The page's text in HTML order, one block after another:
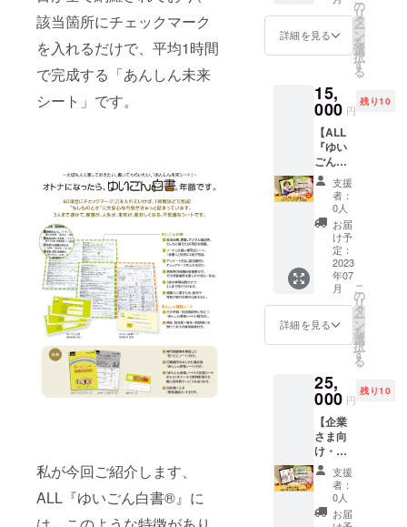
該当箇所にチェックマーク
を入れるだけで、平均1時間
で完成する「あんしん未来
シート」です。
私が今回ご紹介します、
ALL『ゆいごん白書®』に
作成で
きま
す！ ■
●ALL『
ゆいご
ん白書
🄬』に
掲載さ
れてい
る約60
項目に
ついて1
項目ず
つ、最
新事情
や終活
に役立
つ情報
えなが
ら、そ
完成間
近まで
仕上げ
ていき
ます。
●延命措
置や認
知症の
際の対
応、最
の開催
時間は
約120分
ファン
ディン
グ限
定！ オ
リジナ
ルの
フォ
ロー
アップ
講座
（約60
分）を
プラス
しま
す。 合
計180
分、
ゆいご
ん白書
🄬』を
作成で
きま
す！ ■
実施概
要■ ＜1
回目＞
●ALL『
🄬』の
作成講
座を
Zoomで
す！ 2
名様1グ
ループ
で実施
しま
す。お
友だち
同士
や、
パート
ナーの
方とご
参加で
きま
す！ 通
常講座
の開催
約120分
が、ク
ラウド
ファン
ディン
グ限
定！ オ
リジナ
ルの
フォ
ロー
詳細を見る
の
リ
タ
ー
ン
を
選
択
す
る
15,
000 円
残り10
【ALL
『ゆい
ごん白
書🄬』
プライ
ベート
グルー
プ3名
分】
ALL『
ゆいご
ん白書
🄬』の
作成講
座を
Zoomで
す！ 3
名様1グ
ループ
で実施
しま
す。 通
常講座
の開催
時間は
約120分
支援
者：
0人
お届
け予
定：
2023
年07
月
詳細を見る
こ
の
リ
タ
ー
ン
を
選
択
す
る
25,
000 円
残り10
【企業
さま向
け・
ALL『
ゆいご
ん白書
🄬』5名
分】 福
支援
者：
0人
お届